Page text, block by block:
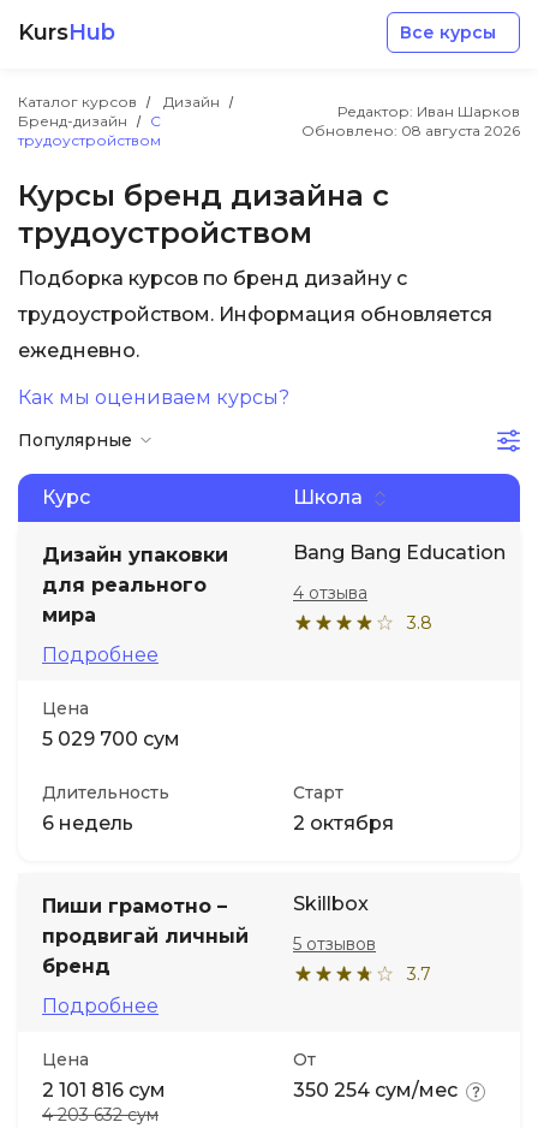
KursHub Все курсы
Каталог курсов
Дизайн
Бренд-дизайн
С
трудоустройством
Редактор: Иван Шарков
Обновлено: 08 августа 2026
Курсы бренд дизайна с
трудоустройством
Подборка курсов по бренд дизайну с
трудоустройством. Информация обновляется
ежедневно.
Как мы оцениваем курсы?
Популярные
Курс Школа
Дизайн упаковки
для реального
мира
Подробнее
Bang Bang Education
3.8
4 отзыва
Цена
5 029 700 сум
Длительность
6 недель
Старт
2 октября
Пиши грамотно –
продвигай личный
бренд
Подробнее
Skillbox
3.7
5 отзывов
Цена
2 101 816 сум
4 203 632 сум
От
350 254 сум/мес
Маркетинг
Дизайн
Менеджмент
Иностранные языки
Soft Skills
ДПО
Детям